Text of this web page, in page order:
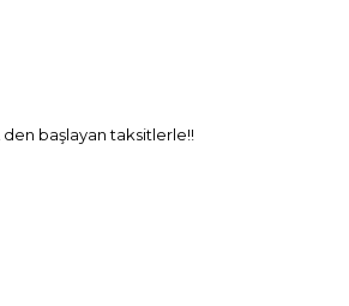
den başlayan taksitlerle!!